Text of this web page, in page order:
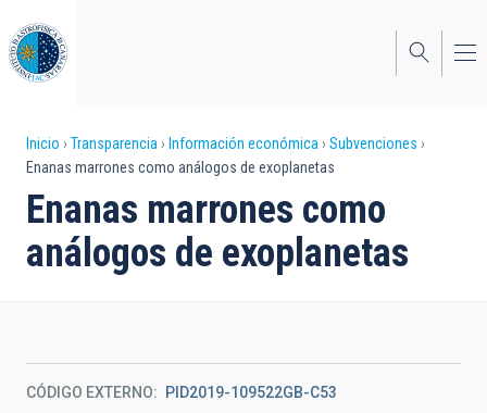
al
contenido
principal
Sobrescribir
enlaces
de
ayuda
navegación
Inicio Transparencia Información económica
Subvenciones
Enanas marrones como análogos de exoplanetas
Enanas marrones como
análogos de exoplanetas
CÓDIGO EXTERNO PID2019-109522GB-C53